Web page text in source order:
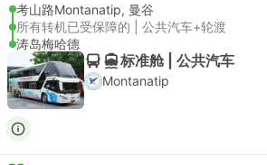
考山路Montanatip, 曼谷
所有转机已受保障的 | 公共汽车+轮渡
涛岛梅哈德
标准舱 | 公共汽车
Montanatip